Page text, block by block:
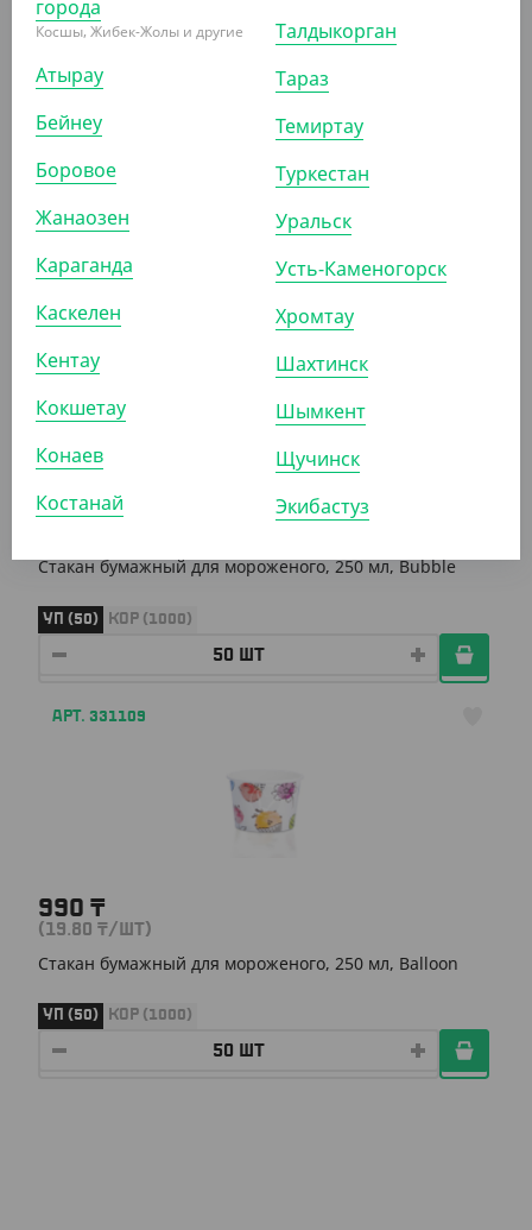
910₸
(18.20₸
Стакан бумажный для мороженого, 250 мл, крафт
УП (50) КОР (1000)
АРТ. 331108
990₸
Стакан бумажный для мороженого, 250 мл, Bubble
УП (50) КОР (1000)
АРТ. 331109
990 ₸
(19.80 ₸/ШТ)
Стакан бумажный для мороженого, 250 мл, Balloon
УП (50) КОР (1000)
города
Косшы, Жибек-Жолы и другие
Атырау
Бейнеу
Боровое
Жанаозен
Караганда
Каскелен
Кентау
Кокшетау
Конаев
Костанай
Талдыкорган
Тараз
Темиртау
Туркестан
Уральск
Усть-Каменогорск
Хромтау
Шахтинск
Шымкент
Щучинск
Экибастуз